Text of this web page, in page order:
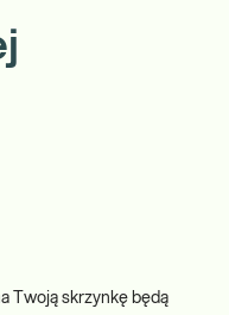
Twoją skrzynkę będą